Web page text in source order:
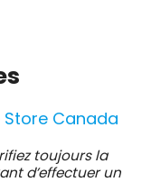
Canada
toujours la
d’effectuer un